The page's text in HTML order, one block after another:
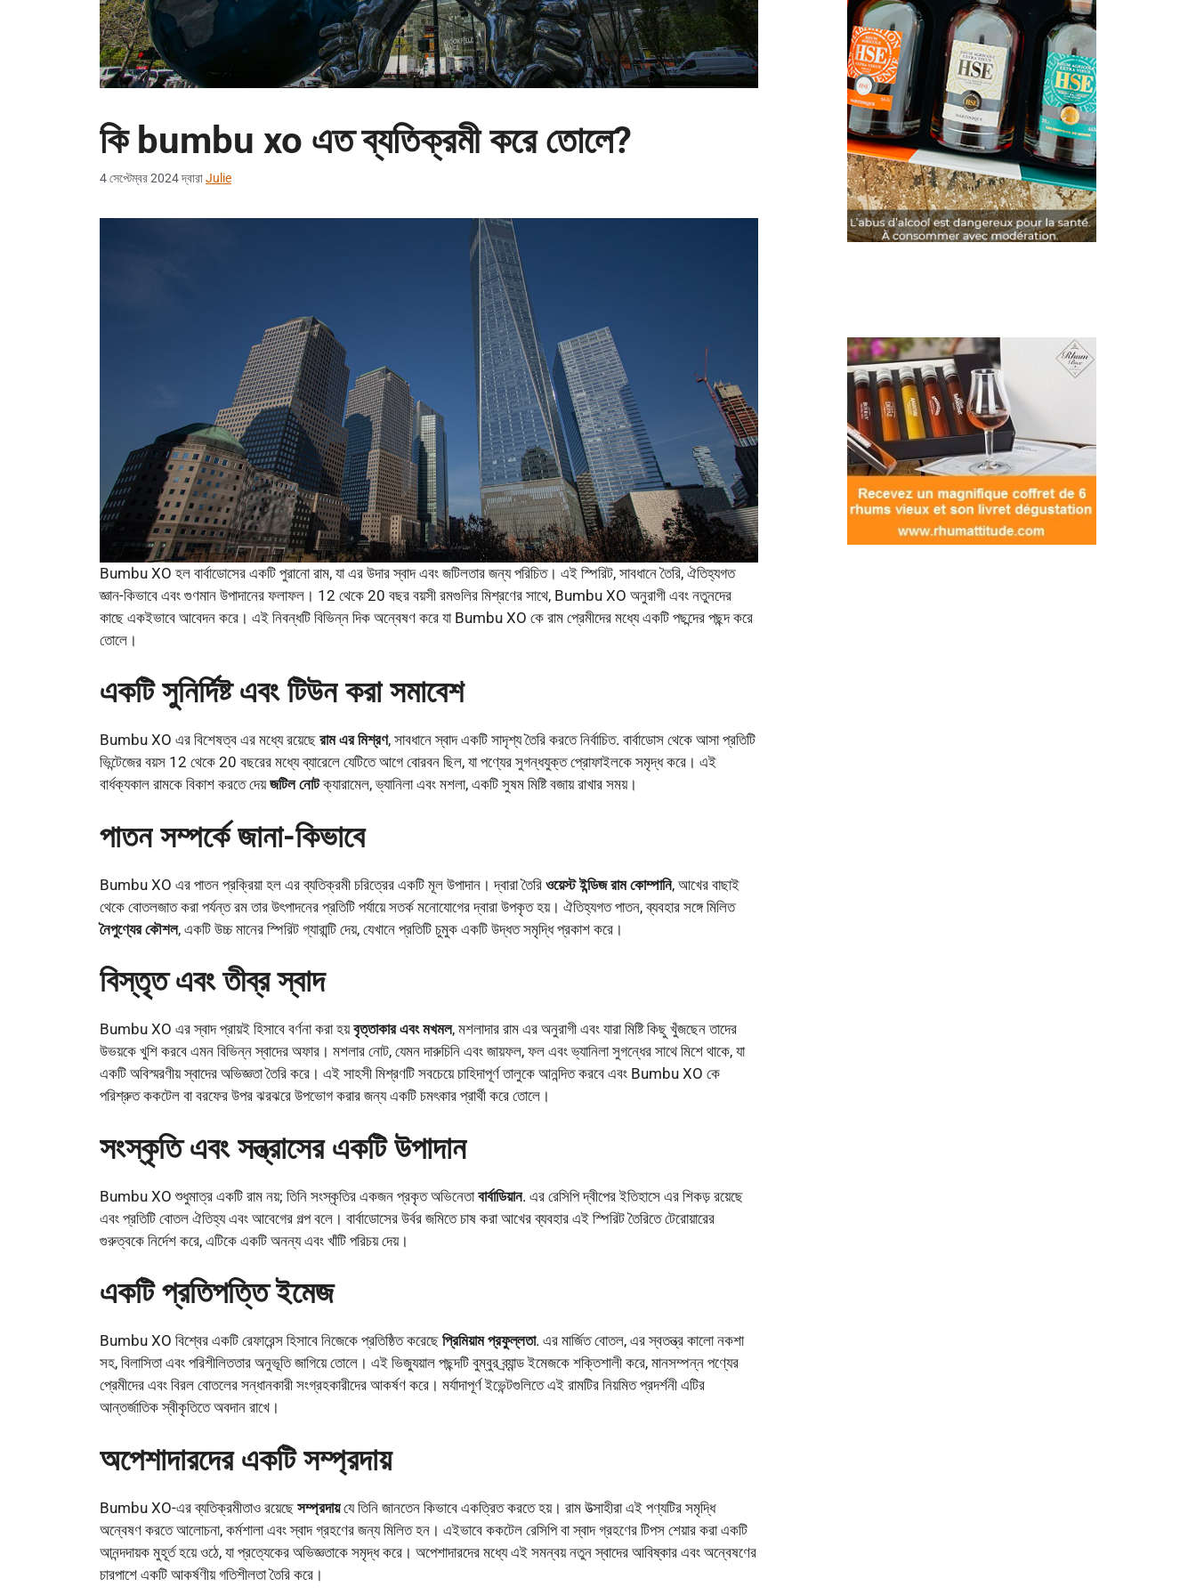
কি bumbu xo এত ব্যতিক্রমী করে তোলে?
4 সেপ্টেম্বর 2024দ্বারাJulie
Bumbu XO হল বার্বাডোসের একটি পুরানো রাম, যা এর উদার স্বাদ এবং জটিলতার জন্য পরিচিত। এই স্পিরিট, সাবধানে তৈরি, ঐতিহ্যগত
জ্ঞান-কিভাবে এবং গুণমান উপাদানের ফলাফল। 12 থেকে 20 বছর বয়সী রমগুলির মিশ্রণের সাথে, Bumbu XO অনুরাগী এবং নতুনদের
কাছে একইভাবে আবেদন করে। এই নিবন্ধটি বিভিন্ন দিক অন্বেষণ করে যা Bumbu XO কে রাম প্রেমীদের মধ্যে একটি পছন্দের পছন্দ করে
তোলে।
একটি সুনির্দিষ্ট এবং টিউন করা সমাবেশ
Bumbu XO এর বিশেষত্ব এর মধ্যে রয়েছে রাম এর মিশ্রণ, সাবধানে স্বাদ একটি সাদৃশ্য তৈরি করতে নির্বাচিত. বার্বাডোস থেকে আসা প্রতিটি
ভিন্টেজের বয়স 12 থেকে 20 বছরের মধ্যে ব্যারেলে যেটিতে আগে বোরবন ছিল, যা পণ্যের সুগন্ধযুক্ত প্রোফাইলকে সমৃদ্ধ করে। এই
বার্ধক্যকাল রামকে বিকাশ করতে দেয়জটিল নোটক্যারামেল, ভ্যানিলা এবং মশলা, একটি সুষম মিষ্টি বজায় রাখার সময়।
পাতন সম্পর্কে জানা-কিভাবে
Bumbu XO এর পাতন প্রক্রিয়া হল এর ব্যতিক্রমী চরিত্রের একটি মূল উপাদান। দ্বারা তৈরি ওয়েস্ট ইন্ডিজ রাম কোম্পানি, আখের বাছাই
থেকে বোতলজাত করা পর্যন্ত রম তার উৎপাদনের প্রতিটি পর্যায়ে সতর্ক মনোযোগের দ্বারা উপকৃত হয়। ঐতিহ্যগত পাতন, ব্যবহার সঙ্গে মিলিত
নৈপুণ্যের কৌশল, একটি উচ্চ মানের স্পিরিট গ্যারান্টি দেয়, যেখানে প্রতিটি চুমুক একটি উদ্ধত সমৃদ্ধি প্রকাশ করে।
বিস্তৃত এবং তীব্র স্বাদ
Bumbu XO এর স্বাদ প্রায়ই হিসাবে বর্ণনা করা হয়বৃত্তাকার এবং মখমল, মশলাদার রাম এর অনুরাগী এবং যারা মিষ্টি কিছু খুঁজছেন তাদের
উভয়কে খুশি করবে এমন বিভিন্ন স্বাদের অফার। মশলার নোট, যেমন দারুচিনি এবং জায়ফল, ফল এবং ভ্যানিলা সুগন্ধের সাথে মিশে থাকে, যা
একটি অবিস্মরণীয় স্বাদের অভিজ্ঞতা তৈরি করে। এই সাহসী মিশ্রণটি সবচেয়ে চাহিদাপূর্ণ তালুকে আনন্দিত করবে এবং Bumbu XO কে
পরিশ্রুত ককটেল বা বরফের উপর ঝরঝরে উপভোগ করার জন্য একটি চমৎকার প্রার্থী করে তোলে।
সংস্কৃতি এবং সন্ত্রাসের একটি উপাদান
Bumbu XO শুধুমাত্র একটি রাম নয়; তিনি সংস্কৃতির একজন প্রকৃত অভিনেতাবার্বাডিয়ান. এর রেসিপি দ্বীপের ইতিহাসে এর শিকড় রয়েছে
এবং প্রতিটি বোতল ঐতিহ্য এবং আবেগের গল্প বলে। বার্বাডোসের উর্বর জমিতে চাষ করা আখের ব্যবহার এই স্পিরিট তৈরিতে টেরোয়ারের
গুরুত্বকে নির্দেশ করে, এটিকে একটি অনন্য এবং খাঁটি পরিচয় দেয়।
একটি প্রতিপত্তি ইমেজ
Bumbu XO বিশ্বের একটি রেফারেন্স হিসাবে নিজেকে প্রতিষ্ঠিত করেছে প্রিমিয়াম প্রফুল্লতা. এর মার্জিত বোতল, এর স্বতন্ত্র কালো নকশা
সহ, বিলাসিতা এবং পরিশীলিততার অনুভূতি জাগিয়ে তোলে। এই ভিজ্যুয়াল পছন্দটি বুম্বুর ব্র্যান্ড ইমেজকে শক্তিশালী করে, মানসম্পন্ন পণ্যের
প্রেমীদের এবং বিরল বোতলের সন্ধানকারী সংগ্রহকারীদের আকর্ষণ করে। মর্যাদাপূর্ণ ইভেন্টগুলিতে এই রামটির নিয়মিত প্রদর্শনী এটির
আন্তর্জাতিক স্বীকৃতিতে অবদান রাখে।
অপেশাদারদের একটি সম্প্রদায়
Bumbu XO-এর ব্যতিক্রমীতাও রয়েছে সম্প্রদায়যে তিনি জানতেন কিভাবে একত্রিত করতে হয়। রাম উত্সাহীরা এই পণ্যটির সমৃদ্ধি
অন্বেষণ করতে আলোচনা, কর্মশালা এবং স্বাদ গ্রহণের জন্য মিলিত হন। এইভাবে ককটেল রেসিপি বা স্বাদ গ্রহণের টিপস শেয়ার করা একটি
আনন্দদায়ক মুহূর্ত হয়ে ওঠে, যা প্রত্যেকের অভিজ্ঞতাকে সমৃদ্ধ করে। অপেশাদারদের মধ্যে এই সমন্বয় নতুন স্বাদের আবিষ্কার এবং অন্বেষণের
চারপাশে একটি আকর্ষণীয় গতিশীলতা তৈরি করে।